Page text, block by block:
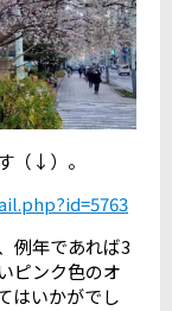
（↓）。
例年であれば3
ピンク色のオ
はいかがでし